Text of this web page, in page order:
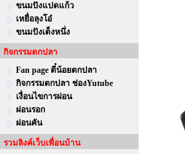
ขนมปังแปดแก้ว
เหยื่อลุงโอ๋
ขนมปังเต็งหนึ่ง
กิจกรรมตกปลา
Fan page ตี๋น้อยตกปลา
กิจกรรมตกปลา ช่องYutube
เงื่อนไขการผ่อน
ผ่อนรอก
ผ่อนคัน
รวมลิงค์เว็บเพื่อนบ้าน